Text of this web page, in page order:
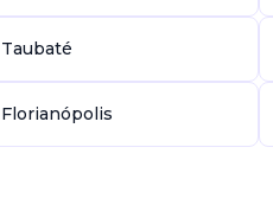
equipe. O profissional atuará
de processos cíveis com
Taubaté
Florianópolis